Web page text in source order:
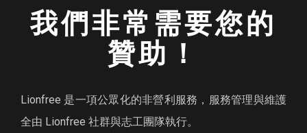
我們非常需要您的
贊助！
Lionfree 是一項公眾化的非營利服務，服務管理與維護
全由 Lionfree 社群與志工團隊執行。